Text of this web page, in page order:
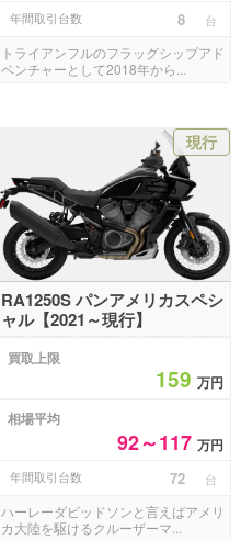
年間取引台数 8 台
トライアンフルのフラッグシップアド
ベンチャーとして2018年から...
現行
RA1250S パンアメリカスペシ
ャル【2021～現行】
買取上限
159 万円
相場平均
92～117 万円
年間取引台数 72 台
ハーレーダビッドソンと言えばアメリ
カ大陸を駆けるクルーザーマ...